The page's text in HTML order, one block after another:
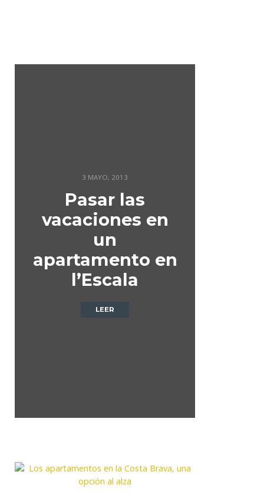
3 MAYO, 2013
Pasar las
vacaciones en
un
apartamento en
l’Escala
LEER